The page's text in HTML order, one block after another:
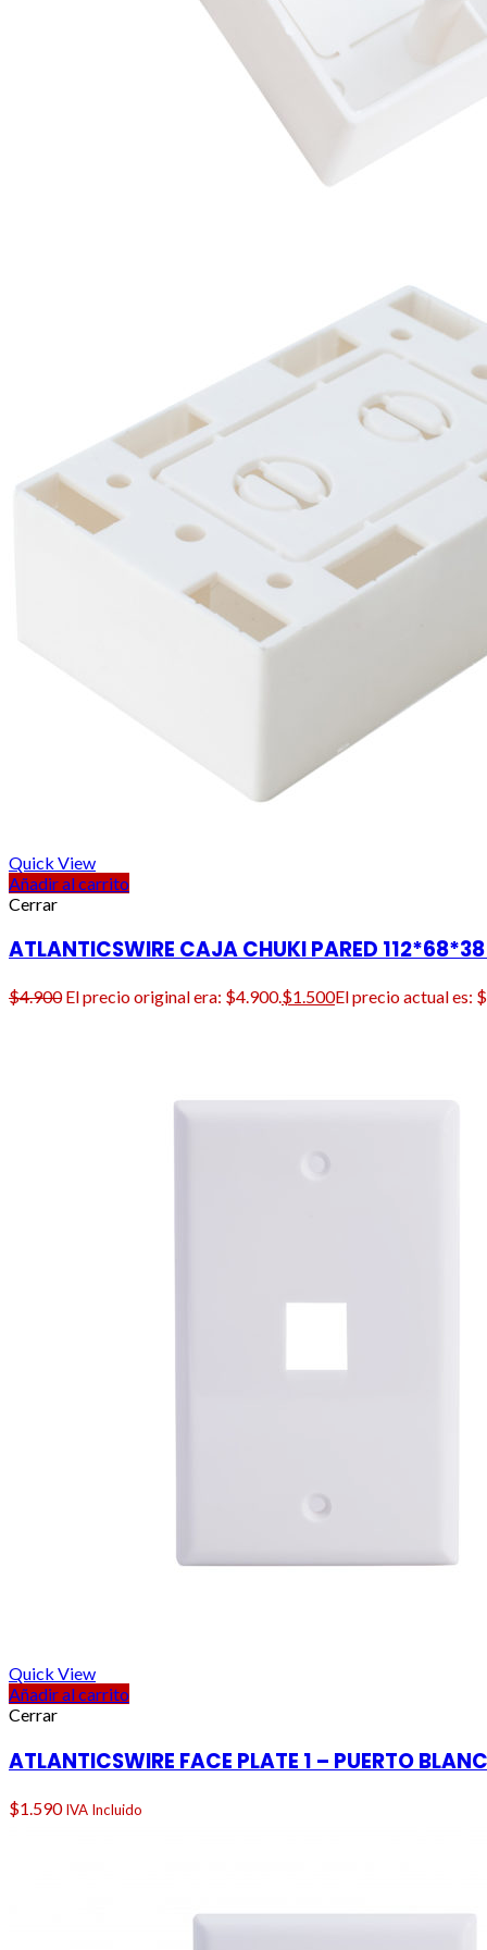
Quick View
Añadir al carrito
Cerrar
ATLANTICSWIRE CAJA CHUKI PARED
$4.900 El precio original era: $4.900.$1.500El precio actual es:
Quick View
Añadir al carrito
Cerrar
ATLANTICSWIRE FACE PLATE 1 – PUERTO
$1.590 IVA Incluido